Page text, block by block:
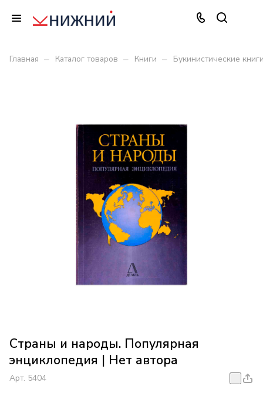
Главная – Каталог товаров – Книги – Букинистические
Страны и народы. Популярная
энциклопедия | Нет автора
Арт. 5404